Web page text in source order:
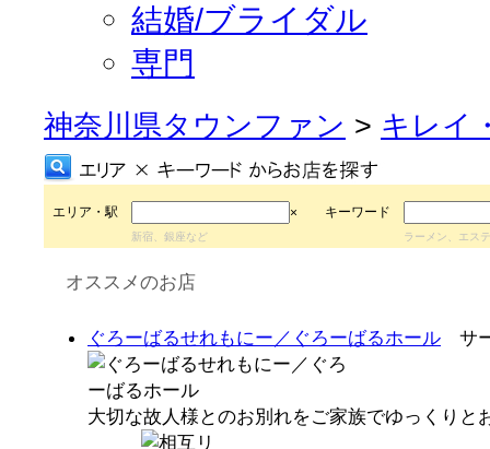
結婚/ブライダル
専門
神奈川県タウンファン > キレイ
エリア・駅 × キーワード
新宿、銀座など ラーメン、エス
オススメのお店
ぐろーばるせれもにー／ぐろーばるホール サ
大切な故人様とのお別れをご家族でゆっくりと